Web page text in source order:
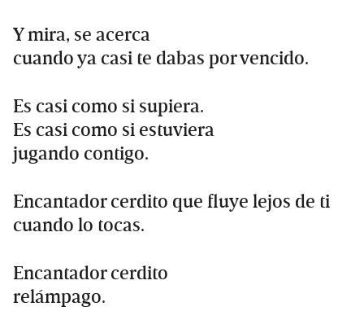
Y mira, se acerca
cuando ya casi te dabas por vencido.
Es casi como si supiera.
Es casi como si estuviera
jugando contigo.
Encantador cerdito que fluye lejos de ti
cuando lo tocas.
Encantador cerdito
relámpago.